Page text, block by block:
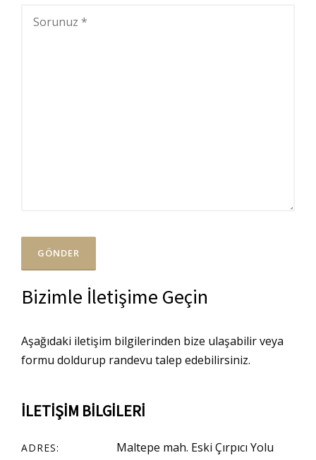
Bizimle İletişime Geçin
Aşağıdaki iletişim bilgilerinden bize ulaşabilir veya
formu doldurup randevu talep edebilirsiniz.
İLETIŞIM BILGILERI
ADRES:
Maltepe mah. Eski Çırpıcı Yolu